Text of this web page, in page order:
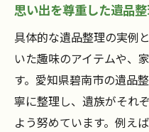
思い出を尊重した遺品
具体的な遺品整理の実例
いた趣味のアイテムや、
す。愛知県碧南市の遺品
寧に整理し、遺族がそれ
よう努めています。例え